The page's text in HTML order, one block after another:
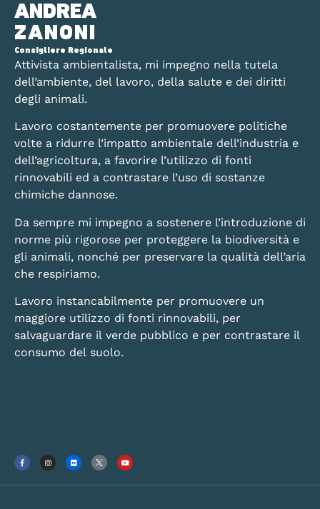
ANDREA
ZANONI
Consigliere Regionale
Attivista ambientalista, mi impegno nella tutela
dell’ambiente, del lavoro, della salute e dei diritti
degli animali.
Lavoro costantemente per promuovere politiche
volte a ridurre l’impatto ambientale dell’industria e
dell’agricoltura, a favorire l’utilizzo di fonti
rinnovabili ed a contrastare l’uso di sostanze
chimiche dannose.
Da sempre mi impegno a sostenere l’introduzione di
norme più rigorose per proteggere la biodiversità e
gli animali, nonché per preservare la qualità dell’aria
che respiriamo.
Lavoro instancabilmente per promuovere un
maggiore utilizzo di fonti rinnovabili, per
salvaguardare il verde pubblico e per contrastare il
consumo del suolo.